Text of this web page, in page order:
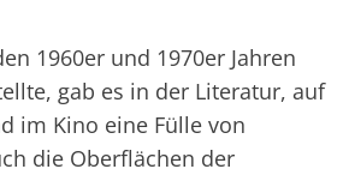
1960er und 1970er Jahren
gab es in der Literatur, auf
im Kino eine Fülle von
die Oberflächen der